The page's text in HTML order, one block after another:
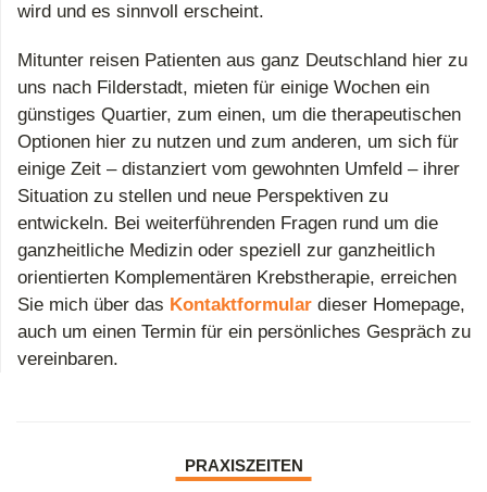
wird und es sinnvoll erscheint.
Mitunter reisen Patienten aus ganz Deutschland hier zu
uns nach Filderstadt, mieten für einige Wochen ein
günstiges Quartier, zum einen, um die therapeutischen
Optionen hier zu nutzen und zum anderen, um sich für
einige Zeit – distanziert vom gewohnten Umfeld – ihrer
Situation zu stellen und neue Perspektiven zu
entwickeln. Bei weiterführenden Fragen rund um die
ganzheitliche Medizin oder speziell zur ganzheitlich
orientierten Komplementären Krebstherapie, erreichen
Sie mich über das Kontaktformular dieser Homepage,
auch um einen Termin für ein persönliches Gespräch zu
vereinbaren.
PRAXISZEITEN